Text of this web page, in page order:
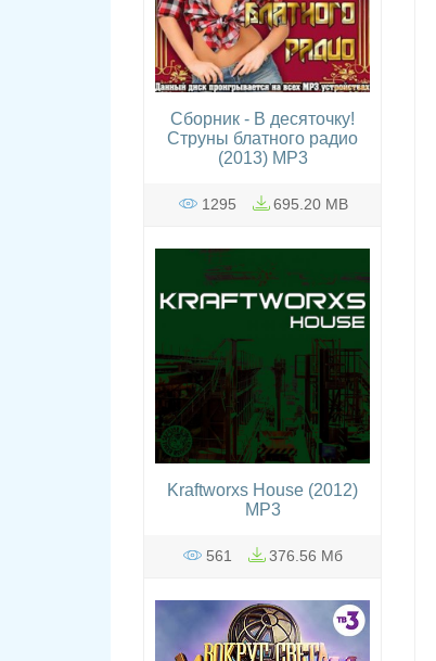
Сборник - В десяточку!
Струны блатного радио
(2013) МР3
1295 695.20 MB
Kraftworxs House (2012)
MP3
561 376.56 Мб